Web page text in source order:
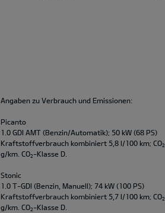
Angaben zu Verbrauch und Emissionen:
Picanto
1.0 GDI AMT (Benzin/Automatik); 50 kW (68 PS)
Kraftstoffverbrauch kombiniert 5,8 l/100 km; CO2
g/km. CO2 -Klasse D.
Stonic
1.0 T-GDI (Benzin, Manuell); 74 kW (100 PS)
Kraftstoffverbrauch kombiniert 5,7 l/100 km; CO2
g/km. CO2 -Klasse D.